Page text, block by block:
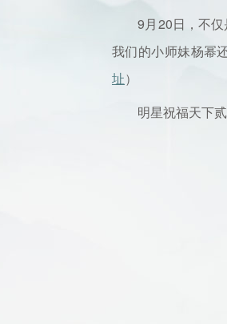
9月20日，不仅是
我们的小师妹杨幂
址）
明星祝福天下贰